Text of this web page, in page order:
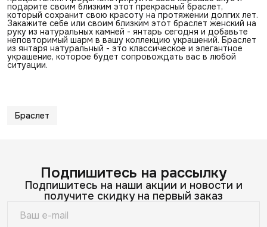
подарите своим близким этот прекрасный браслет,
который сохранит свою красоту на протяжении долгих лет.
Закажите себе или своим близким этот браслет женский на
руку из натуральных камней - янтарь сегодня и добавьте
неповторимый шарм в вашу коллекцию украшений. Браслет
из янтаря натуральный - это классическое и элегантное
украшение, которое будет сопровождать вас в любой
ситуации.
Браслет
Подпишитесь на рассылку
Подпишитесь на наши акции и новости и
получите скидку на первый заказ